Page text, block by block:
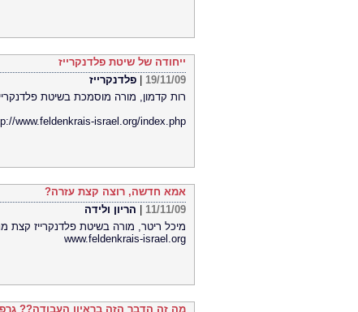
ייחודה של שיטת פלדנקרייז
19/11/09
פלדנקרייז
רות קדמון, מורה מוסמכת בשיטת
www.feldenkrais-israel.org/index.php
אמא חדשה, רוצה קצת עזרה?
11/11/09
הריון ולידה
מיכל ריטר, מורה בשיטת פלדנקרייז קצת
www.feldenkrais-israel.org
מה זה הדבר הזה בראיון העבודה??